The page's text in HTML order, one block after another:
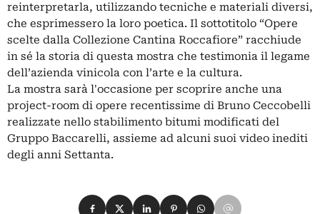
reinterpretarla, utilizzando tecniche e materiali diversi,
che esprimessero la loro poetica. Il sottotitolo “Opere
scelte dalla Collezione Cantina Roccafiore” racchiude
in sé la storia di questa mostra che testimonia il legame
dell’azienda vinicola con l’arte e la cultura.
La mostra sarà l'occasione per scoprire anche una
project-room di opere recentissime di Bruno Ceccobelli
realizzate nello stabilimento bitumi modificati del
Gruppo Baccarelli, assieme ad alcuni suoi video inediti
degli anni Settanta.
Condividi su Facebook
Condividi su X
Condividi su LinkedIn
Condividi su Pinterest
Condividi su WhatsApp
Condividi su Email